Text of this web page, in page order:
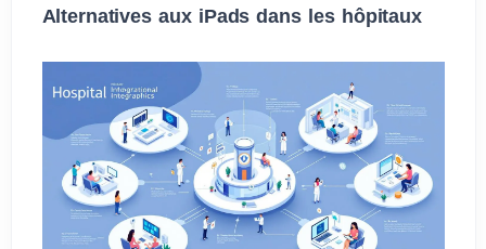
Alternatives aux iPads dans les hôpitaux